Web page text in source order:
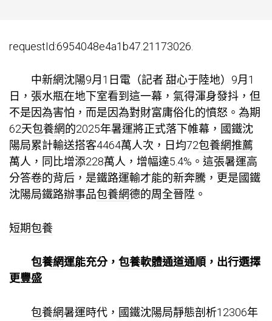
requestId:6954048e4a1b47.21173026.
中新網沈陽9月1日電（記者 甜心于陸地）9月1
日，張水瓶在地下室看到這一幕，氣得渾身發抖，但
不是因為害怕，而是因為對財富庸俗化的憤怒。為期
62天包養網的2025年暑運將正式落下帷幕，國鐵沈
陽局累計輸送搭客4464萬人次，日均72包養網推薦
萬人，同比增添228萬人，增幅達5.4%。這張暑運高
分答卷的背后，是鐵路運輸才能的新奔騰，更是國鐵
沈陽局鐵路辦事品包養網德的周全晉陞。
短期包養
包養網運能充分， 包養軟體通道通順，出行選擇
更豐盛
包養網暑運時代，國鐵沈陽局靜態剖析12306年